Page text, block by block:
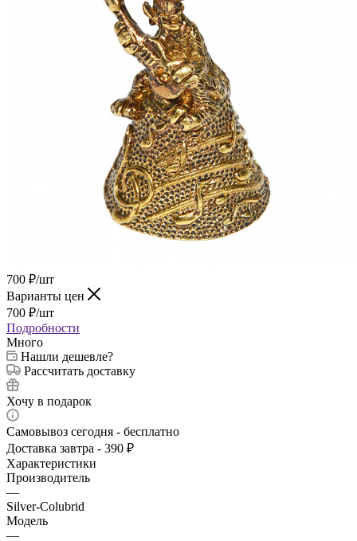
700 ₽/шт
Варианты цен
700 ₽/шт
Подробности
Много
Нашли дешевле?
Рассчитать доставку
Хочу в подарок
Самовывоз сегодня - бесплатно
Доставка завтра - 390 ₽
Характеристики
Производитель
—
Silver-Colubrid
Модель
—